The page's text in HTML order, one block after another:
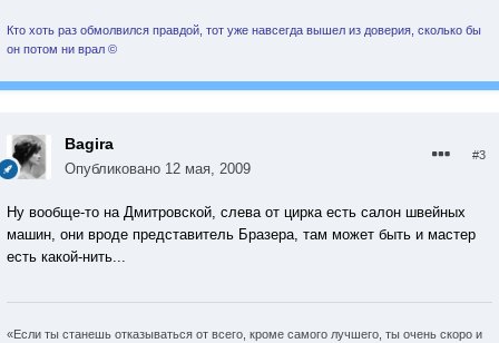
Кто хоть раз обмолвился правдой, тот уже навсегда вышел из доверия, сколько бы
он потом ни врал ©
Bagira
Опубликовано 12 мая, 2009
#3
Ну вообще-то на Дмитровской, слева от цирка есть салон швейных
машин, они вроде представитель Бразера, там может быть и мастер
есть какой-нить...
«Если ты станешь отказываться от всего, кроме самого лучшего, ты очень скоро и